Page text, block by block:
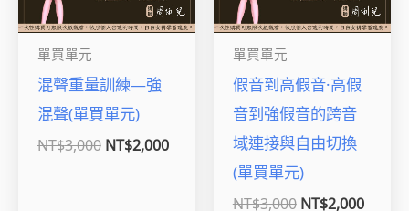
單買單元
混聲重量訓練—強
混聲(單買單元)
NT$3,000 NT$2,000
單買單元
假音到高假音·高假
音到強假音的跨音
域連接與自由切換
(單買單元)
NT$3,000 NT$2,000